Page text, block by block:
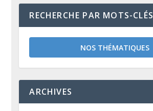
RECHERCHE PAR MOTS-CLÉS
NOS THÉMATIQUES
ARCHIVES